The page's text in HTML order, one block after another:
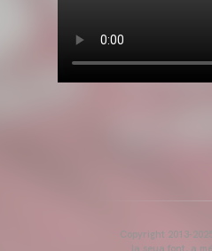
Copyright 2013-
la seua font, a